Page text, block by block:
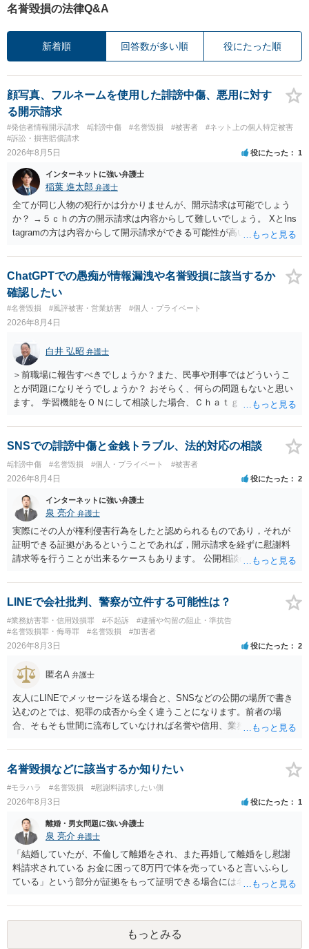
名誉毀損の法律Q&A
新着順 回答数が多い順 役にたった順
顔写真、フルネームを使用した誹謗中傷、悪用に対す
る開示請求
#発信者情報開示請求 #誹謗中傷 #名誉毀損 #被害者
#ネット上の個人特定被害
#訴訟・損害賠償請求
2026年8月5日 役にたった 1
インターネットに強い弁護士
稲葉 進太郎 弁護士
全てが同じ人物の犯行かは分かりませんが、開示請求は可能でしょう
か？ →５ｃｈの方の開示請求は内容からして難しいでしょう。 XとIns
tagramの方は内容からして開示請求ができる可能性が高いでしょう。
いでしょう。７月中にアカウントが削除されている場合、今から進め
ても失敗する可能性が高いように思われます。 相手を特定できた場
合、相手に全ての弁護士費用を負担させることは可能でしょうか？ →
訴訟外の交渉で相手方が認めれば負担させることができるでしょう。
訴訟で判決となった場合は、実際の弁護士費用が認められる場合と認
められない場合があり何ともいえないところでしょう。
ChatGPTでの愚痴が情報漏洩や名誉毀損に該当するか
確認したい
#名誉毀損 #風評被害・営業妨害 #個人・プライベート
2026年8月4日
白井 弘昭 弁護士
＞前職場に報告すべきでしょうか？また、民事や刑事ではどういうこ
とが問題になりそうでしょうか？ おそらく、何らの問題もないと思い
ます。 学習機能をＯＮにして相談した場合、Ｃｈａｔｇｐｔがｏｐｅ
する可能性がありますが、個人名や会社名を特定していない限り、一
般論として抽象化されて回答に織り込まれる可能性が生じるにすぎま
せんので、その情報自体が、秘密情報に当たるとは思えませんし、名
誉棄損として、個人や会社に対する誹謗中傷の不特定多数への公開に
当たるとも思われません。 もちろん、誰がその内容をｃｈａｔｇｐｔ
に入力したかも第三者にしられることはないので、個人や会社の特定
をせずに書き込んだことで（おそらく特定して書き込んだとして
も）、相談者さんが刑事民事の責任に問われることはないでしょう。
私見ながらご参考まで。
SNSでの誹謗中傷と金銭トラブル、法的対応の相談
#誹謗中傷 #名誉毀損 #個人・プライベート #被害者
2026年8月4日 役にたった 2
インターネットに強い弁護士
泉 亮介 弁護士
実際にその人が権利侵害行為をしたと認められるものであり，それが
証明できる証拠があるということであれば，開示請求を経ずに慰謝料
請求等を行うことが出来るケースもあります。 公開相談の場では回答
に個別に相談されると良いでしょう。
LINEで会社批判、警察が立件する可能性は？
#業務妨害罪・信用毀損罪 #不起訴
#逮捕や勾留の阻止・準抗告
#名誉毀損罪・侮辱罪
#名誉毀損 #加害者
2026年8月3日 役にたった 2
匿名A 弁護士
友人にLINEでメッセージを送る場合と、SNSなどの公開の場所で書き
込むのとでは、犯罪の成否から全く違うことになります。前者の場
合、そもそも世間に流布していなければ名誉や信用、業務にかかる犯
名誉毀損などに該当するか知りたい
#モラハラ #名誉毀損 #慰謝料請求したい側
2026年8月3日 役にたった 1
離婚・男女問題に強い弁護士
泉 亮介 弁護士
「結婚していたが、不倫して離婚をされ、また再婚して離婚をし慰謝
料請求されている お金に困って8万円で体を売っていると言いふらし
ている」という部分が証拠をもって証明できる場合には名誉権侵害や
ょう。 既に弁護士にご依頼されているとのことですので，依頼中の弁
護士と打ち合わせの末どのように対応するかを決められると良いでし
もっとみる